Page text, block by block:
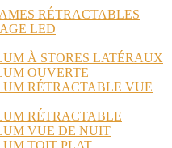
RÉTRACTABLES
LED
À STORES LATÉRAUX
OUVERTE
RÉTRACTABLE VUE
RÉTRACTABLE
VUE DE NUIT
TOIT PLAT